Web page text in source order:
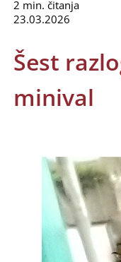
2 min. čitanja
23.03.2026
Šest
minival